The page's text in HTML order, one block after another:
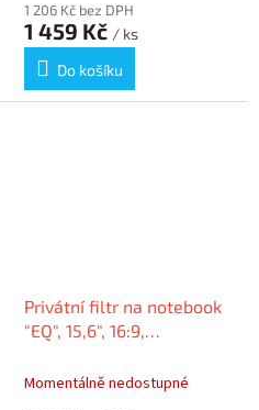
1 206 Kč bez DPH
1 459 Kč / ks
Do košíku
Privátní filtr na notebook
"EQ", 15,6", 16:9,
KENSINGTON EQ156A169E
Momentálně nedostupné